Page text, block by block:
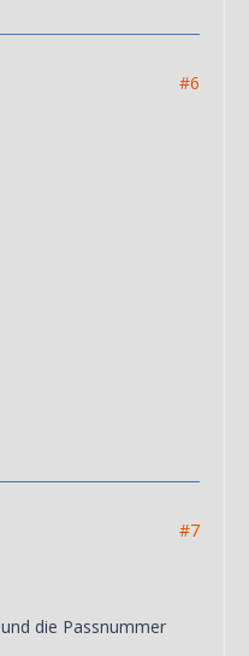
#6
#7
die Passnummer